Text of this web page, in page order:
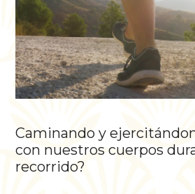
Caminando y
con nuestros cuerpos
recorrido?